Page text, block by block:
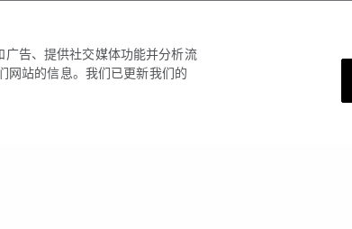
告、提供社交媒体功能并分析流
网站的信息。我们已更新我们的